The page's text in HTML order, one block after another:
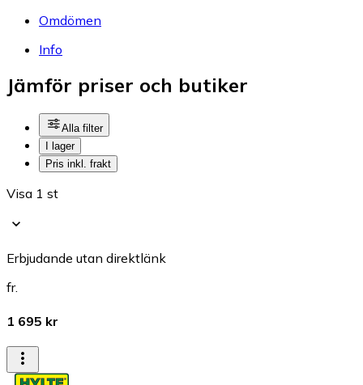
Omdömen
Info
Jämför priser och butiker
Alla filter
I lager
Pris inkl. frakt
Visa 1 st
Erbjudande utan direktlänk
fr.
1 695 kr